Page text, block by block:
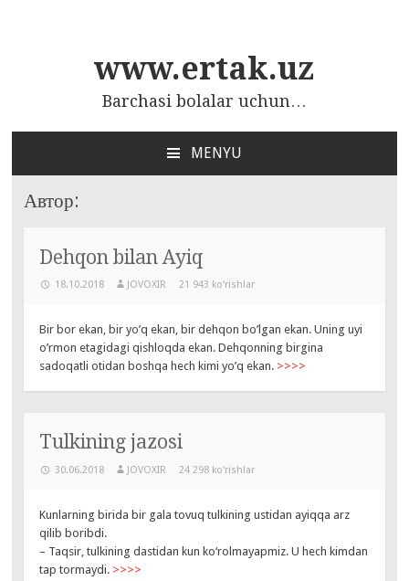
www.ertak.uz
Barchasi bolalar uchun…
MENYU
СОДЕРЖАНИЮ
Автор:
Dehqon bilan Ayiq
18.10.2018 JOVOXIR 21 943 ko‘rishlar
Bir bor ekan, bir yo’q ekan, bir dehqon bo’lgan ekan. Uning uyi
o’rmon etagidagi qishloqda ekan. Dehqonning birgina
sadoqatli otidan boshqa hech kimi yo’q ekan. >>>>
Tulkining jazosi
30.06.2018 JOVOXIR 24 298 ko‘rishlar
Kunlarning birida bir gala tovuq tulkining ustidan ayiqqa arz
qilib boribdi.
– Taqsir, tulkining dastidan kun ko‘rolmayapmiz. U hech kimdan
tap tormaydi. >>>>